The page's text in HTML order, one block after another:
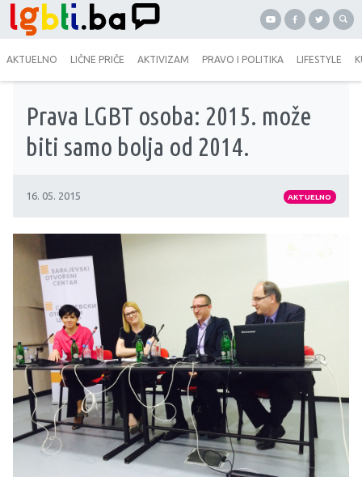
AKTUELNO LIČNE PRIČE AKTIVIZAM PRAVO I POLITIKA LIFESTYLE
Prava LGBT osoba: 2015. može
biti samo bolja od 2014.
16. 05. 2015 AKTUELNO